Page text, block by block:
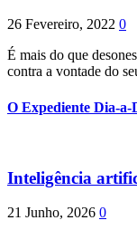
26 Fevereiro, 2022 0
É mais do que
contra a vontade do
O Expediente Dia-a-
Inteligência
21 Junho, 2026 0